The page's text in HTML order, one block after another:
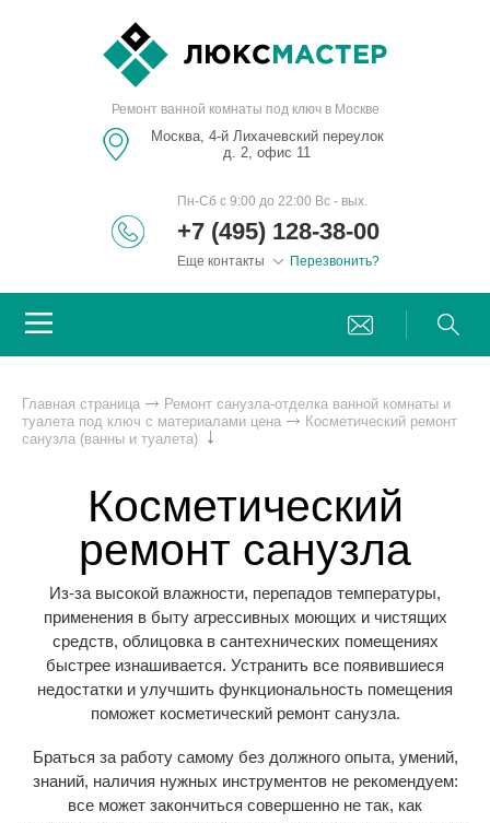
Ремонт ванной комнаты под ключ в Москве
Москва, 4-й Лихачевский переулок
д. 2, офис 11
Пн-Сб с 9:00 до 22:00 Вс - вых.
+7 (495) 128-38-00
Перезвонить?
Еще контакты
Главная страница
Ремонт санузла-отделка ванной комнаты и
туалета под ключ с материалами цена
Косметический ремонт
санузла (ванны и туалета)
Косметический
ремонт санузла
Из-за высокой влажности, перепадов температуры,
применения в быту агрессивных моющих и чистящих
средств, облицовка в сантехнических помещениях
быстрее изнашивается. Устранить все появившиеся
недостатки и улучшить функциональность помещения
поможет косметический ремонт санузла.
Браться за работу самому без должного опыта, умений,
знаний, наличия нужных инструментов не рекомендуем:
все может закончиться совершенно не так, как